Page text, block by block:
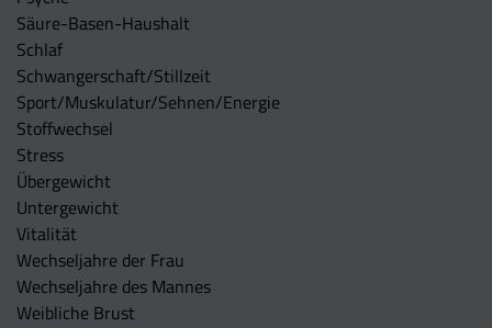
Säure-Basen-Haushalt
Schlaf
Schwangerschaft/Stillzeit
Sport/Muskulatur/Sehnen/Energie
Stoffwechsel
Stress
Übergewicht
Untergewicht
Vitalität
Wechseljahre der Frau
Wechseljahre des Mannes
Weibliche Brust